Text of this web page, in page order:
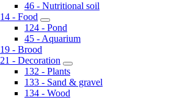
46 - Nutritional soil
14 - Food
124 - Pond
45 - Aquarium
19 - Brood
21 - Decoration
132 - Plants
133 - Sand & gravel
134 - Wood